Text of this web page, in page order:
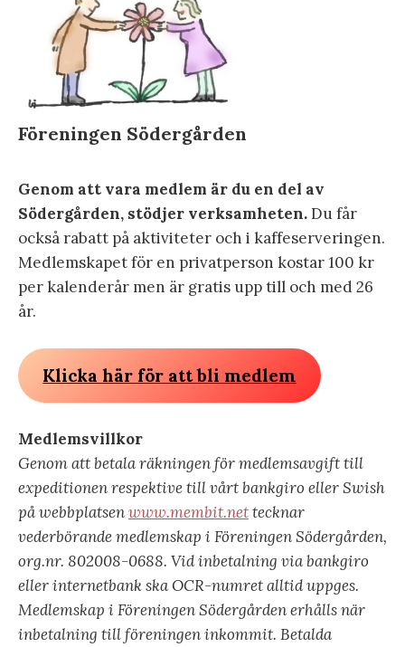
Föreningen Södergården
Genom att vara medlem är du en del av
Södergården, stödjer verksamheten.Du får
också rabatt på aktiviteter och i kaffeserveringen.
Medlemskapet för en privatperson kostar 100 kr
per kalenderår men är gratis upp till och med 26
år.
Klicka här för att bli medlem
Medlemsvillkor
Genom att betala räkningen för medlemsavgift till
expeditionen respektive till vårt bankgiro eller Swish
på webbplatsenwww.membit.nettecknar
vederbörande medlemskap i Föreningen Södergården,
org.nr. 802008-0688. Vid inbetalning via bankgiro
eller internetbank ska OCR-numret alltid uppges.
Medlemskap i Föreningen Södergården erhålls när
inbetalning till föreningen inkommit. Betalda